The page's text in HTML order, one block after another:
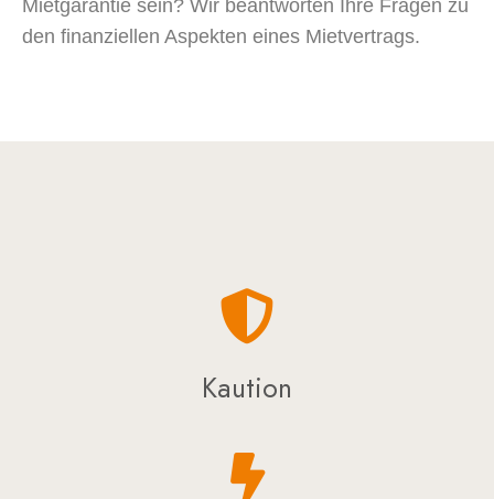
Mietgarantie sein? Wir beantworten Ihre Fragen zu
den finanziellen Aspekten eines Mietvertrags.
Kaution